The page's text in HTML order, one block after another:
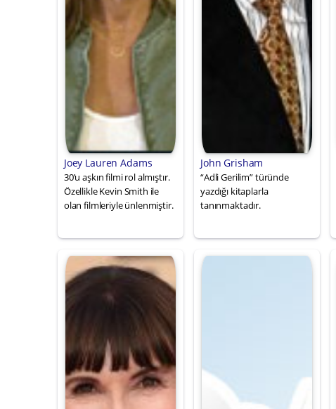
Joey Lauren Adams
30’u aşkın filmi rol almıştır.
Özellikle Kevin Smith ile
olan filmleriyle ünlenmiştir.
John Grisham
“Adli Gerilim” türünde
yazdığı kitaplarla
tanınmaktadır.